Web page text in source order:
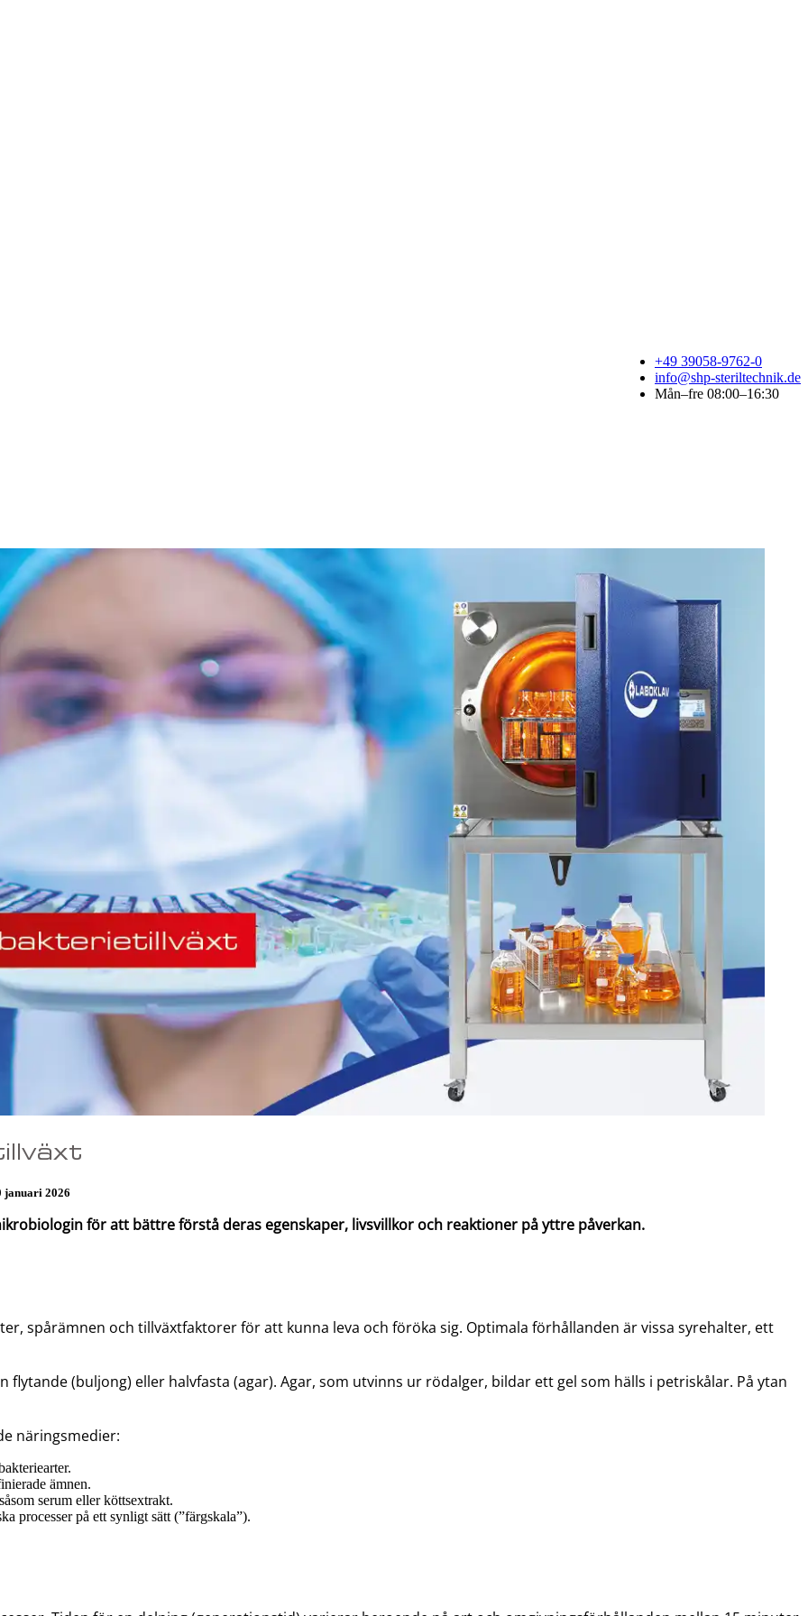
+49 39058-9762-0
info@shp-steriltechnik.de
Mån–fre 08:00–16:30
januari 2026
för att bättre förstå deras egenskaper, livsvillkor och reaktioner på yttre påverkan.
spårämnen och tillväxtfaktorer för att kunna leva och föröka sig. Optimala förhållanden är vissa syrehalter, ett
(buljong) eller halvfasta (agar). Agar, som utvinns ur rödalger, bildar ett gel som hälls i petriskålar. På ytan
näringsmedier:
ämnen.
serum eller köttsextrakt.
processer på ett synligt sätt (”färgskala”).